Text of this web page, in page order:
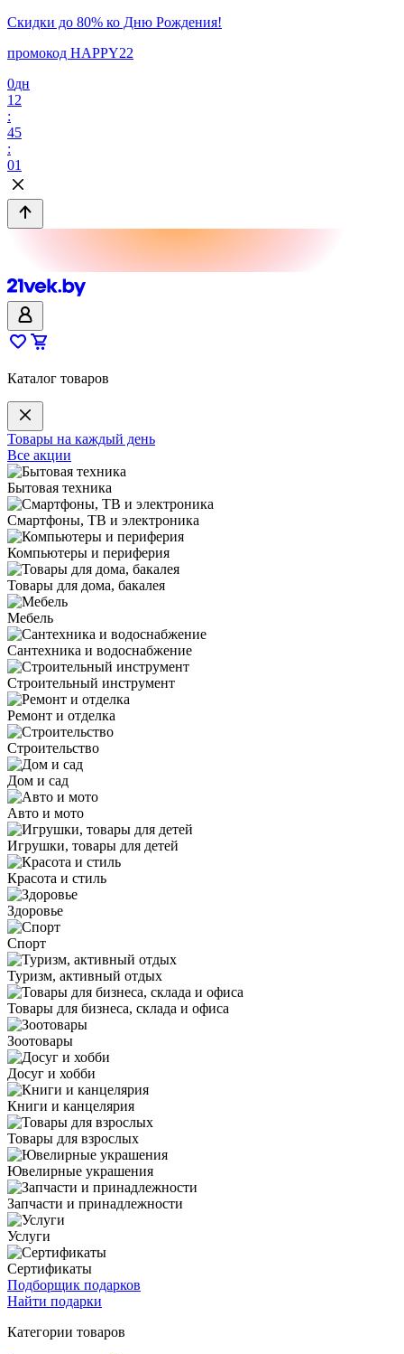
Скидки до 80% ко Дню Рождения!
промокод HAPPY22
0дн
12
:
45
:
01
Каталог товаров
Товары на каждый день
Все акции
Бытовая техника
Смартфоны, ТВ и электроника
Компьютеры и периферия
Товары для дома, бакалея
Мебель
Сантехника и водоснабжение
Строительный инструмент
Ремонт и отделка
Строительство
Дом и сад
Авто и мото
Игрушки, товары для детей
Красота и стиль
Здоровье
Спорт
Туризм, активный отдых
Товары для бизнеса, склада и офиса
Зоотовары
Досуг и хобби
Книги и канцелярия
Товары для взрослых
Ювелирные украшения
Запчасти и принадлежности
Услуги
Сертификаты
Подборщик подарков
Найти подарки
Категории товаров